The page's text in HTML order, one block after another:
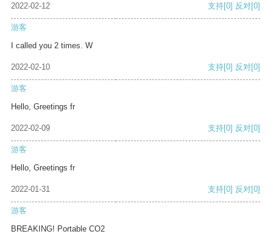
2022-02-12 支持[0] 反对[0]
游客
I called you 2 times. W
2022-02-10 支持[0] 反对[0]
游客
Hello, Greetings fr
2022-02-09 支持[0] 反对[0]
游客
Hello, Greetings fr
2022-01-31 支持[0] 反对[0]
游客
BREAKING! Portable CO2